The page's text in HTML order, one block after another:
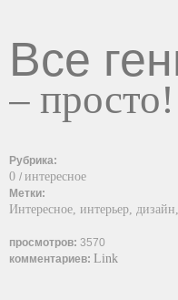
Все
– просто!
Рубрика:
0 / интересное
Метки:
Интересное, интерьер, дизайн,
просмотров: 3570
комментариев: Link